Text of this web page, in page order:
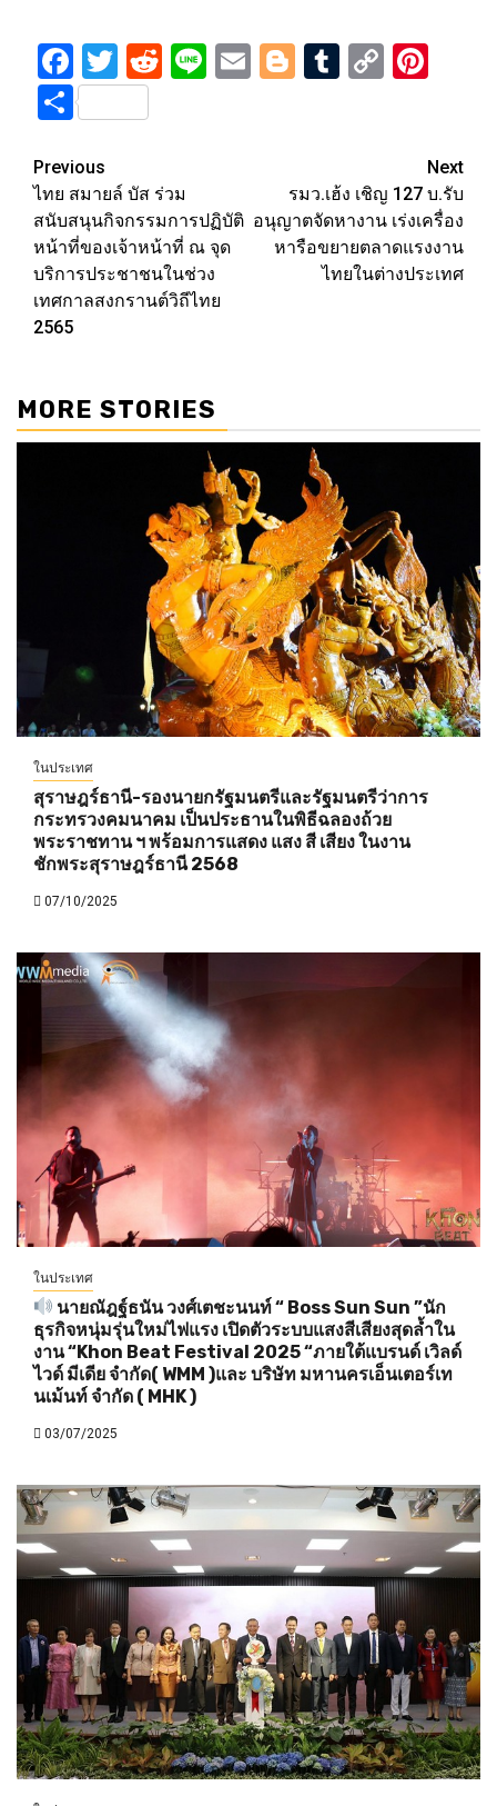
Facebook
Twitter
Reddit
LineEmailBlogger
Tumblr
Copy
Share
Post
navigation
Previous
ไทย สมายล์ บัส ร่วม
สนับสนุนกิจกรรมการปฏิบัติ
หน้าที่ของเจ้าหน้าที่ ณ จุด
บริการประชาชนในช่วง
เทศกาลสงกรานต์วิถีไทย
2565
Next
รมว.เฮ้ง เชิญ 127 บ.รับ
อนุญาตจัดหางาน เร่งเครื่อง
หารือขยายตลาดแรงงาน
ไทยในต่างประเทศ
MORE STORIES
ในประเทศ
สุราษฎร์ธานี-รองนายกรัฐมนตรีและรัฐมนตรีว่าการ
กระทรวงคมนาคม เป็นประธานในพิธีฉลองถ้วย
พระราชทาน ฯ พร้อมการแสดง แสง สี เสียง ในงาน
ชักพระสุราษฎร์ธานี 2568
07/10/2025
ในประเทศ
นายณัฎฐ์ธนัน วงศ์เตชะนนท์ “ Boss Sun Sun ”นัก
ธุรกิจหนุ่มรุ่นใหม่ไฟแรง เปิดตัวระบบแสงสีเสียงสุดล้ำใน
งาน “Khon Beat Festival 2025 “ภายใต้แบรนด์ เวิลด์
ไวด์ มีเดีย จำกัด( WMM )และ บริษัท มหานครเอ็นเตอร์เท
นเม้นท์ จำกัด ( MHK )
03/07/2025